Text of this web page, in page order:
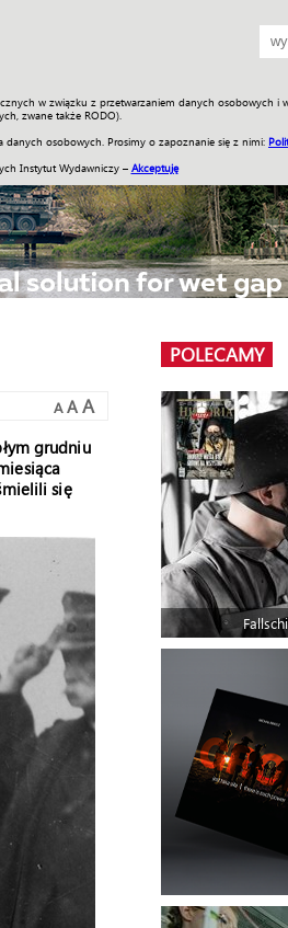
w związku z przetwarzaniem danych osobowych i
zwane także RODO).
danych osobowych. Prosimy o zapoznanie się z nimi:
Instytut Wydawniczy – Akceptuję
Wideo ENGLISH SKLEP
A A A
grudniu
się
POLECAMY